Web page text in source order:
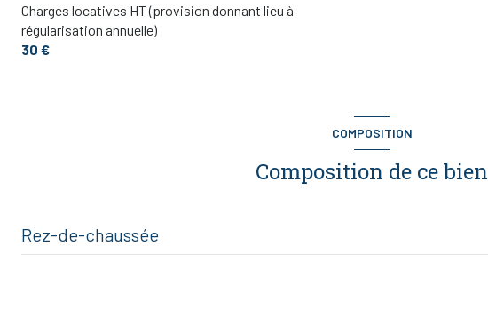
Charges locatives HT (provision donnant lieu à
régularisation annuelle)
30 €
COMPOSITION
Composition de ce bien
Rez-de-chaussée